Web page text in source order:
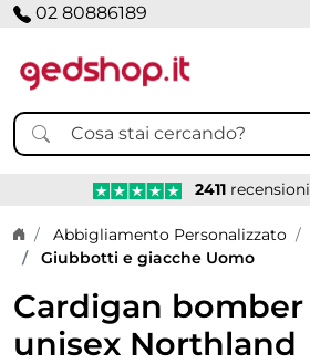
02 80886189
2411 recensioni
Home page
Abbigliamento Personalizzato
Giubbotti e giacche Uomo
Cardigan bomber
unisex Northland